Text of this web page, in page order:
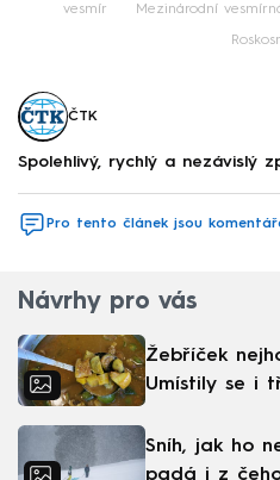
vesmír Mezinárodní
ČTK
Spolehlivý, rychlý a nezávislý
Pro tento článek jsou
Návrhy pro vás
Žebříček
Umístily se i
Sníh, jak ho
padá i z